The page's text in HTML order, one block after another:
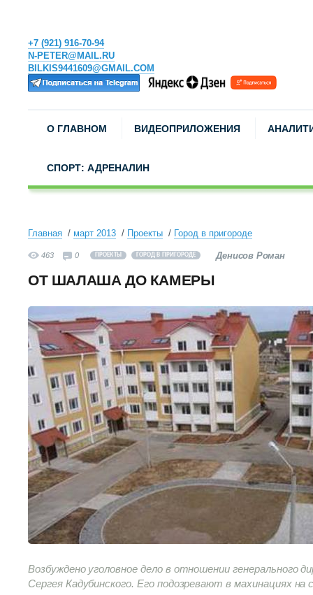
+7 (921) 916-70-94
N-PETER@MAIL.RU
BILKIS9441609@GMAIL.COM
О ГЛАВНОМ ВИДЕОПРИЛОЖЕНИЯ
СПОРТ: АДРЕНАЛИН
Главная март 2013 Проекты Город в пригороде
463 0 ПРОЕКТЫ ГОРОД В ПРИГОРОДЕ Денисов Роман
ОТ ШАЛАША ДО КАМЕРЫ
Возбуждено уголовное дело в отношении генерального
Сергея Кадубинского. Его подозревают в махинациях на